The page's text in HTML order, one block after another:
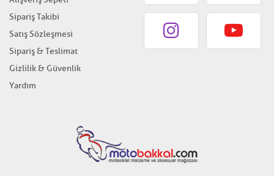
Sipariş Takibi
Satış Sözleşmesi
Sipariş & Teslimat
Gizlilik & Güvenlik
Yardım